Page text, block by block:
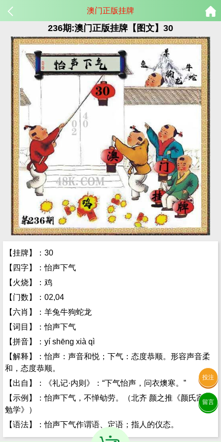
投注
留言
澳门正版挂牌
236期:澳门正版挂牌【图文】30
【挂牌】：30
【四字】：怡声下气
【火烧】：鸡
【门数】：02,04
【六肖】：羊兔牛狗蛇龙
【词目】：怡声下气
【拼音】：yí shēng xià qì
【解释】：怡声：声音和悦；下气：态度恭顺。形容声音柔
和，态度恭顺。
【出自】：《礼记·内则》：“下气怡声，问衣燠寒。”
【示例】：怡声下气，不惮劬劳。（北齐 颜之推《颜氏家训
勉学》）
【语法】：怡声下气作谓语、定语；指人的仪态。